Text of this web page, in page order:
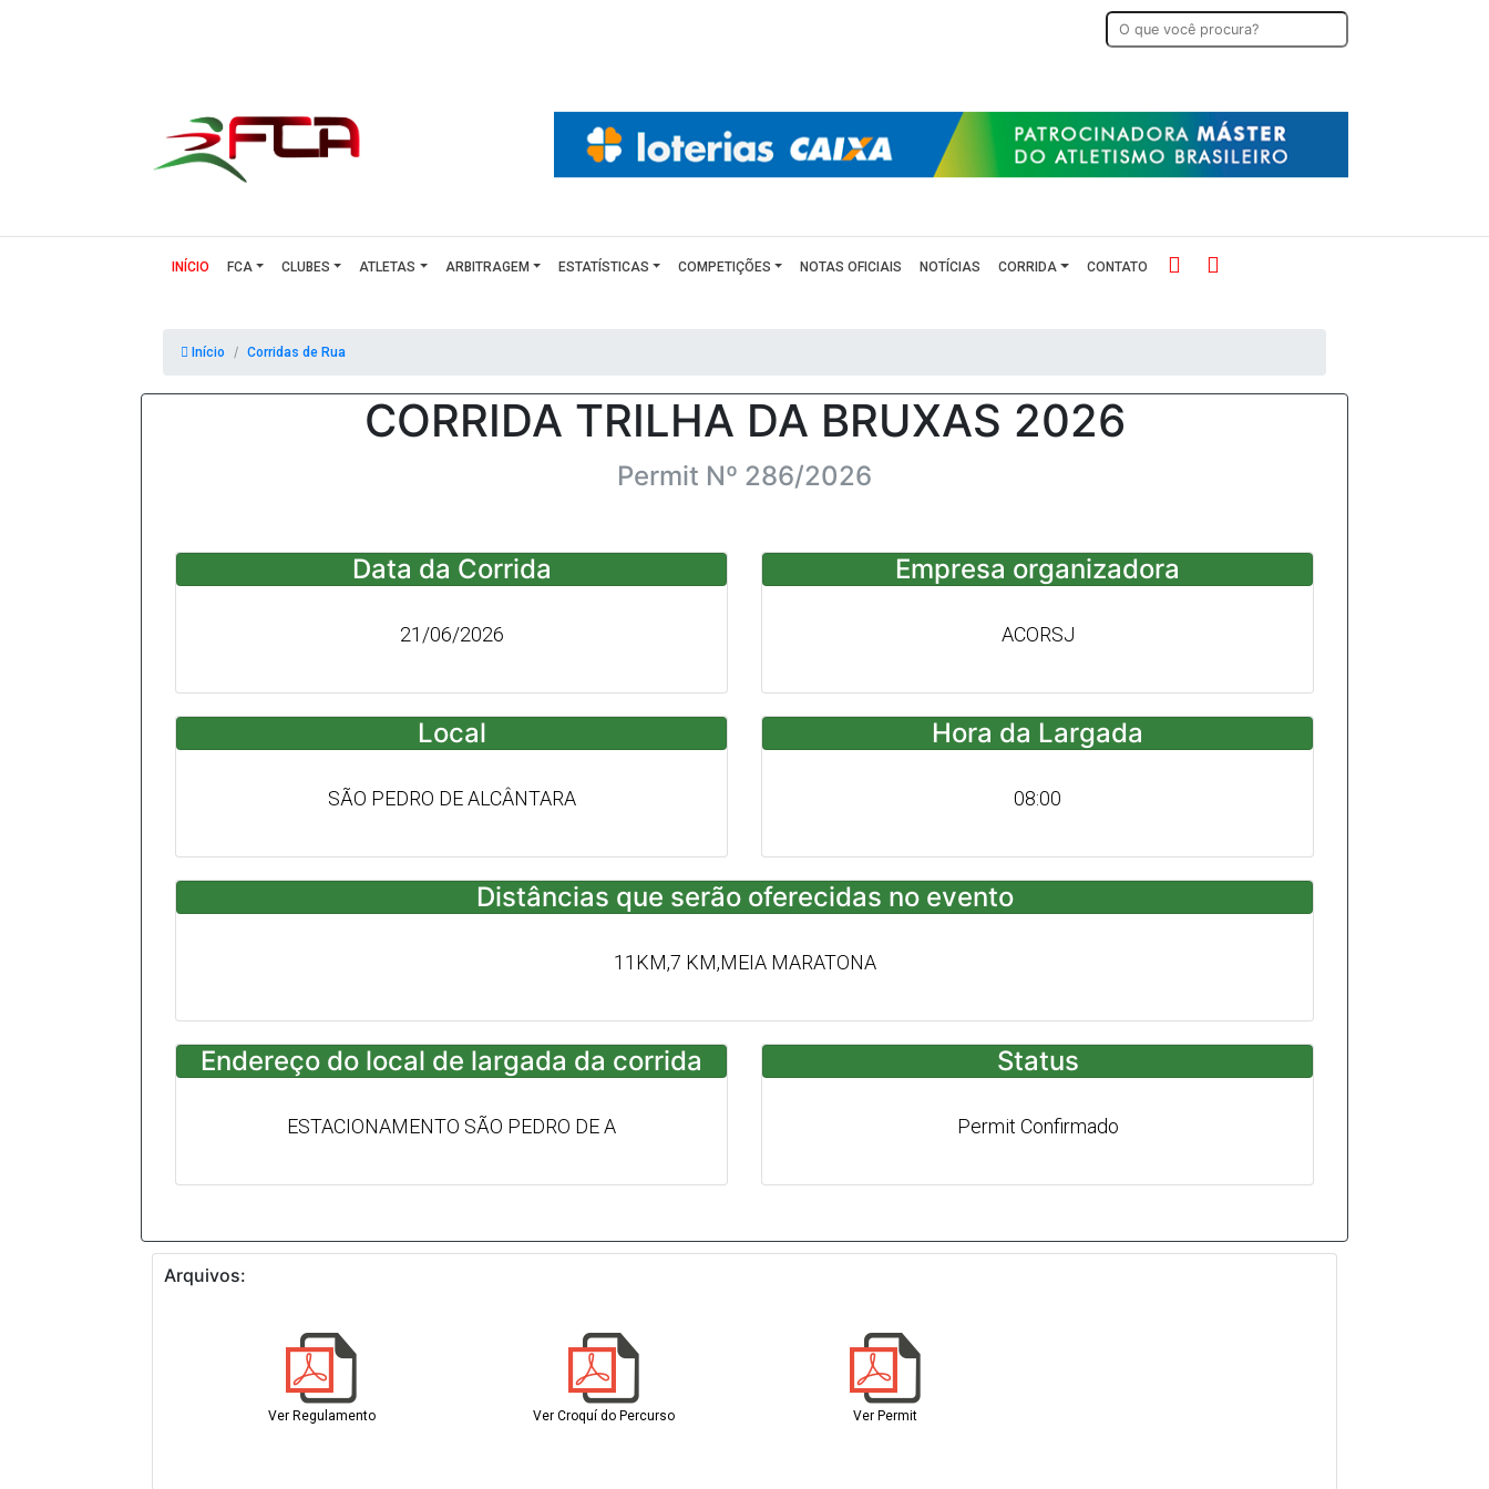
INÍCIO(CURRENT)
FCA CLUBES ATLETAS ARBITRAGEM ESTATÍSTICAS COMPETIÇÕES NOTAS OFICIAIS NOTÍCIAS CORRIDA CONTATO
Início Corridas de Rua
CORRIDA TRILHA DA BRUXAS 2026
Permit Nº 286/2026
Data da Corrida
21/06/2026
Empresa organizadora
ACORSJ
Local
SÃO PEDRO DE ALCÂNTARA
Hora da Largada
08:00
Distâncias que serão oferecidas no evento
11KM,7 KM,MEIA MARATONA
Endereço do local de largada da corrida
ESTACIONAMENTO SÃO PEDRO DE A
Status
Permit Confirmado
Arquivos:
Ver Regulamento Ver Croquí do Percurso Ver Permit